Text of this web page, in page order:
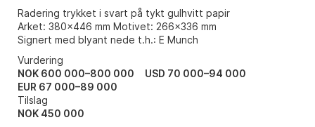
Radering trykket i svart på tykt gulhvitt papir
Arket: 380x446 mm Motivet: 266x336 mm
Signert med blyant nede t.h.: E Munch
Vurdering
NOK 600 000–800 000
USD 70 000–94 000
EUR 67 000–89 000
Tilslag
NOK 450 000